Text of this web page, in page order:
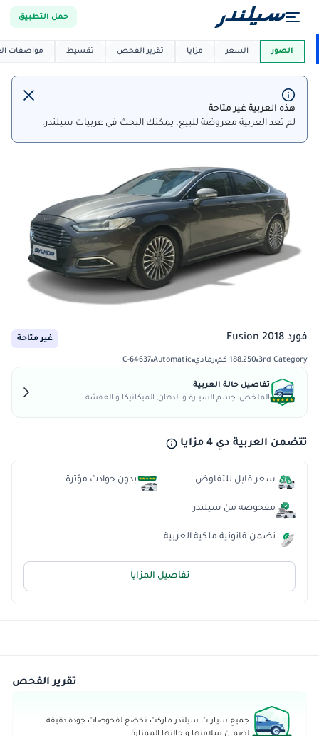
حمل التطبيق
العربية دي ماركت
هذه العربية غير متاحة
لم تعد العربية معروضة للبيع. يمكنك البحث في عربيات سيلندر.
فورد Fusion 2018 غير متاحة
3rd Category 188,250 كم رمادي Automatic
C-64637
تفاصيل حالة العربية
الملخص, جسم السيارة و الدهان, الميكانيكا و العفشة...
تتضمن العربية دي 4 مزايا
سعر قابل للتفاوض
مفحوصة من سيلندر
نضمن قانونية ملكية العربية
بدون حوادث مؤثرة
تفاصيل المزايا
الصور السعر مزايا تقرير الفحص تقسيط مواصفات
تقرير الفحص
جميع سيارات سيلندر ماركت تخضع لفحوصات جودة دقيقة
لضمان سلامتها و حالتها الممتازة